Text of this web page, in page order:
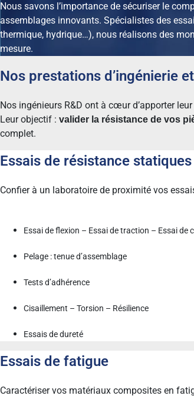
Nous savons l’importance de sécuriser le
assemblages innovants. Spécialistes des
thermique, hydrique…), nous réalisons des
mesure.
Nos prestations d’ingénierie
Nos ingénieurs R&D ont à cœur d’apporter
Leur objectif : valider la résistance de vos
complet.
Essais de résistance statiques
Confier à un laboratoire de proximité vos
Essai de flexion – Essai de traction – Essai de
Pelage : tenue d’assemblage
Tests d’adhérence
Cisaillement – Torsion – Résilience
Essais de dureté
Essais de fatigue
Caractériser vos matériaux composites en